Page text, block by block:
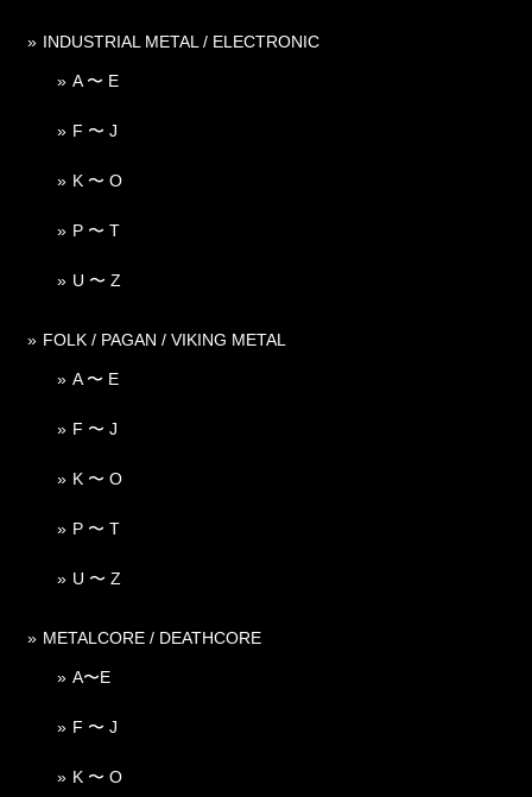
INDUSTRIAL METAL / ELECTRONIC
A 〜 E
F 〜 J
K 〜 O
P 〜 T
U 〜 Z
FOLK / PAGAN / VIKING METAL
A 〜 E
F 〜 J
K 〜 O
P 〜 T
U 〜 Z
METALCORE / DEATHCORE
A〜E
F 〜 J
K 〜 O